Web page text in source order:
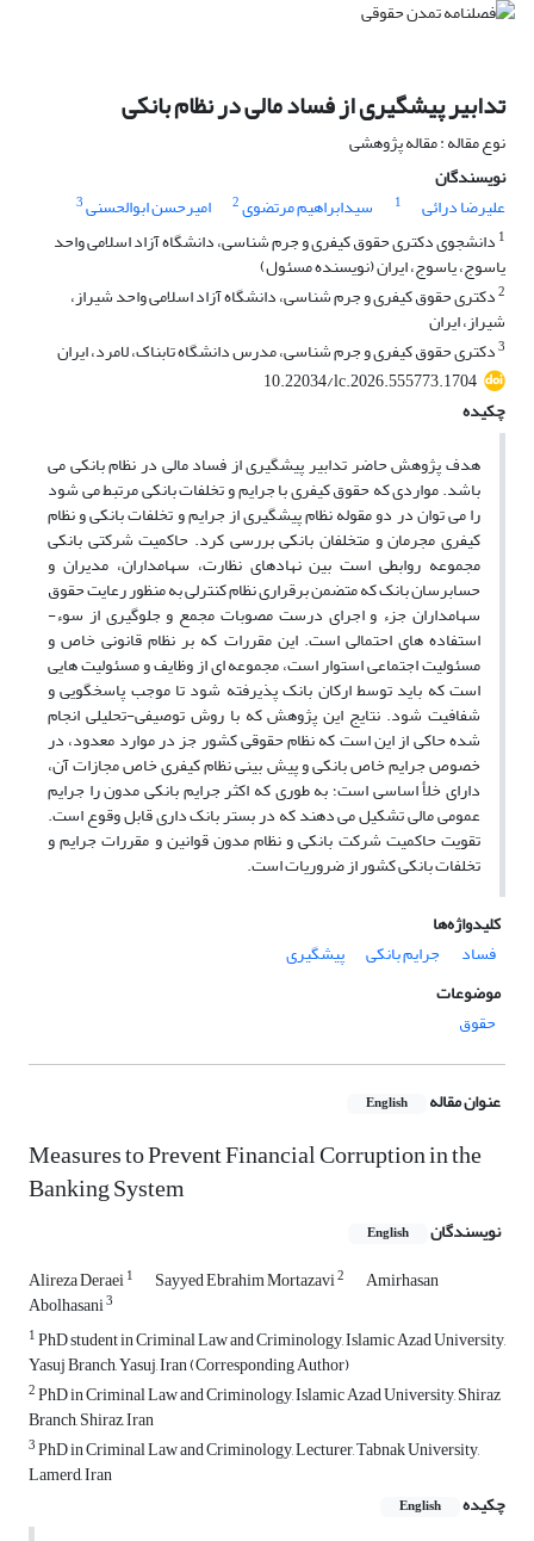
تدابیر پیشگیری از فساد مالی در نظام بانکی
نوع مقاله : مقاله پژوهشی
نویسندگان
علیرضا درائی
1 سیدابراهیم مرتضوی2 امیرحسن ابوالحسنی3
1 دانشجوی دکتری حقوق کیفری و جرم شناسی، دانشگاه آزاد اسلامی واحد
یاسوج، یاسوج، ایران (نویسنده مسئول)
2دکتری حقوق کیفری و جرم شناسی، دانشگاه آزاد اسلامی واحد شیراز،
شیراز، ایران
3دکتری حقوق کیفری و جرم شناسی، مدرس دانشگاه تابناک، لامرد، ایران
10.22034/lc.2026.555773.1704
چکیده
هدف پژوهش حاضر تدابیر پیشگیری از فساد مالی در نظام بانکی می
باشد. مواردی که حقوق کیفری با جرایم و تخلفات بانکی مرتبط می­ شود
را می­ توان در دو مقوله نظام پیشگیری از جرایم و تخلفات بانکی و نظام
کیفری مجرمان و متخلفان بانکی بررسی کرد. حاکمیت شرکتی بانکی
مجموعه روابطی است بین نهادهای نظارت، سهامداران، مدیران و
حسابرسان بانک که متضمن برقراری نظام کنترلی به منظور رعایت حقوق
سهامداران جزء و اجرای درست مصوبات مجمع و جلوگیری از سوء­
استفاده ­های احتمالی است. این مقررات که بر نظام قانونی خاص و
مسئولیت اجتماعی استوار است، مجموعه ­ای از وظایف و مسئولیت­ هایی
است که باید توسط ارکان بانک پذیرفته شود تا موجب پاسخگویی و
شفافیت شود. نتایج این پژوهش که با روش توصیفی-تحلیلی انجام
شده حاکی از این است که نظام حقوقی کشور جز در موارد معدود، در
خصوص جرایم خاص بانکی و پیش بینی نظام کیفری خاص مجازات آن،
دارای خلأ اساسی است؛ به طوری که اکثر جرایم بانکی مدون را جرایم
عمومی مالی تشکیل می­ دهند که در بستر بانک داری قابل وقوع است.
تقویت حاکمیت شرکت بانکی و نظام مدون قوانین و مقررات جرایم و
تخلفات بانکی کشور از ضروریات است.
کلیدواژه‌ها
فساد
جرایم بانکی
پیشگیری
موضوعات
حقوق
عنوان مقاله English
Measures to Prevent Financial Corruption in the
Banking System
نویسندگان English
Alireza Deraei1 Sayyed Ebrahim Mortazavi2 Amirhasan
Abolhasani3
1PhD student in Criminal Law and Criminology, Islamic Azad University,
Yasuj Branch, Yasuj, Iran (Corresponding Author)
2PhD in Criminal Law and Criminology, Islamic Azad University, Shiraz
Branch, Shiraz, Iran
3PhD in Criminal Law and Criminology, Lecturer, Tabnak University,
Lamerd, Iran
چکیده
English